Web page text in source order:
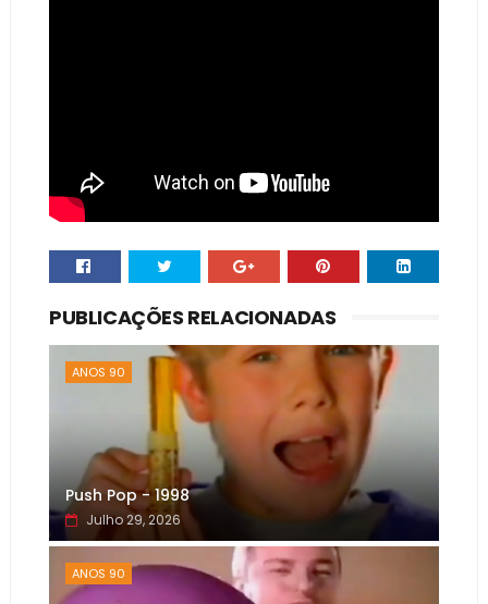
PUBLICAÇÕES RELACIONADAS
ANOS 90
Push Pop - 1998
Julho 29, 2026
ANOS 90